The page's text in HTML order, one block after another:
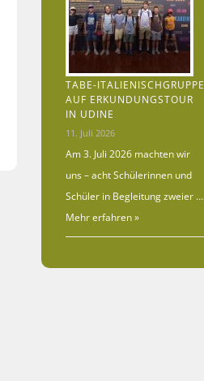
TABE-ITALIENISCHGRUPPE
AUF ERKUNDUNGSTOUR
IN UDINE
11. Juli 2026
Am 3. Juli 2026 machten wir
uns – acht Schülerinnen und
Schüler in Begleitung zweier …
Mehr erfahren »